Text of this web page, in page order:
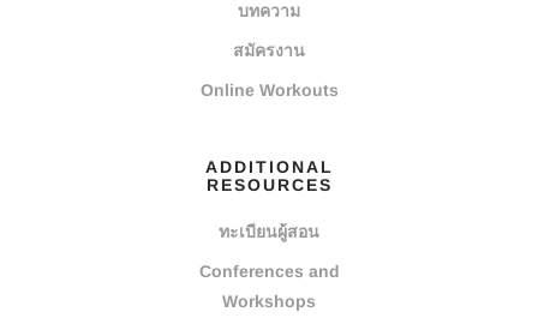
บทความ
สมัครงาน
Online Workouts
ADDITIONAL
RESOURCES
ทะเบียนผู้สอน
Conferences and
Workshops